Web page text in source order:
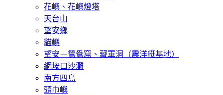
花嶼、花嶼燈塔
天台山
望安鄉
貓嶼
望安－鴛鴦窟、藏軍洞（震洋艇基地）
網垵口沙灘
南方四島
頭巾嶼